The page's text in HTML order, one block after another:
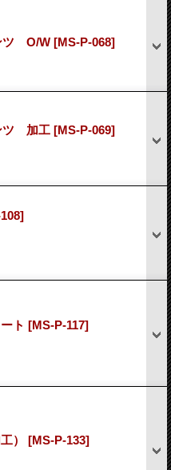
ツ O/W [MS-P-068]
ツ 加工 [MS-P-069]
ト [MS-P-117]
） [MS-P-133]